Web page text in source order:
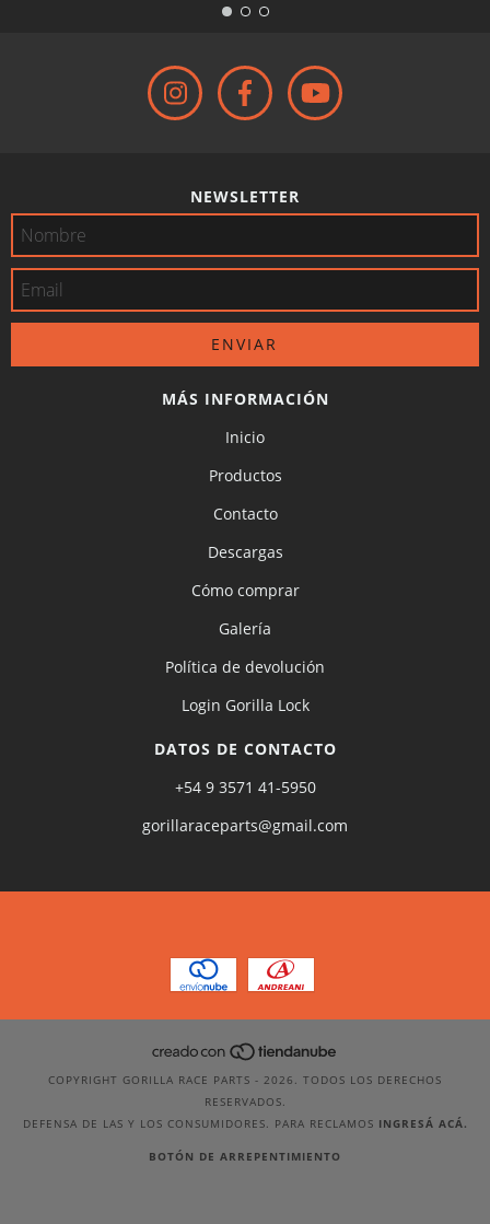
NEWSLETTER
MÁS INFORMACIÓN
Inicio
Productos
Contacto
Descargas
Cómo comprar
Galería
Política de devolución
Login Gorilla Lock
DATOS DE CONTACTO
+54 9 3571 41-5950
gorillaraceparts@gmail.com
COPYRIGHT GORILLA RACE PARTS - 2026. TODOS LOS DERECHOS
RESERVADOS.
DEFENSA DE LAS Y LOS CONSUMIDORES. PARA RECLAMOS INGRESÁ ACÁ.
BOTÓN DE ARREPENTIMIENTO